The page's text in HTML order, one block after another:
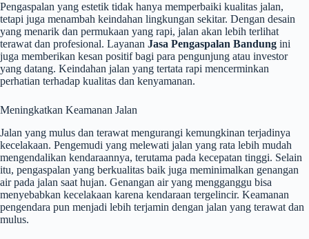
Pengaspalan yang estetik tidak hanya memperbaiki kualitas jalan,
tetapi juga menambah keindahan lingkungan sekitar. Dengan desain
yang menarik dan permukaan yang rapi, jalan akan lebih terlihat
terawat dan profesional. Layanan Jasa Pengaspalan Bandung ini
juga memberikan kesan positif bagi para pengunjung atau investor
yang datang. Keindahan jalan yang tertata rapi mencerminkan
perhatian terhadap kualitas dan kenyamanan.
Meningkatkan Keamanan Jalan
Jalan yang mulus dan terawat mengurangi kemungkinan terjadinya
kecelakaan. Pengemudi yang melewati jalan yang rata lebih mudah
mengendalikan kendaraannya, terutama pada kecepatan tinggi. Selain
itu, pengaspalan yang berkualitas baik juga meminimalkan genangan
air pada jalan saat hujan. Genangan air yang mengganggu bisa
menyebabkan kecelakaan karena kendaraan tergelincir. Keamanan
pengendara pun menjadi lebih terjamin dengan jalan yang terawat dan
mulus.